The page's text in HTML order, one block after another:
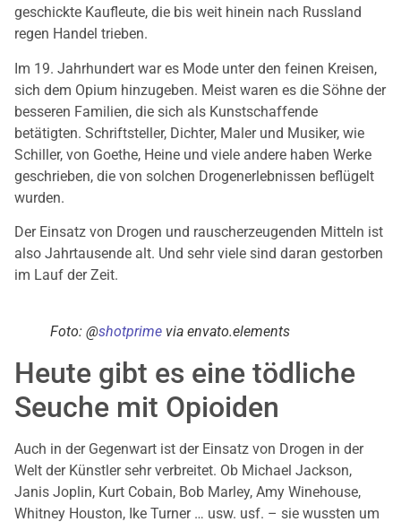
geschickte Kaufleute, die bis weit hinein nach Russland
regen Handel trieben.
Im 19. Jahrhundert war es Mode unter den feinen Kreisen,
sich dem Opium hinzugeben. Meist waren es die Söhne der
besseren Familien, die sich als Kunstschaffende
betätigten. Schriftsteller, Dichter, Maler und Musiker, wie
Schiller, von Goethe, Heine und viele andere haben Werke
geschrieben, die von solchen Drogenerlebnissen beflügelt
wurden.
Der Einsatz von Drogen und rauscherzeugenden Mitteln ist
also Jahrtausende alt. Und sehr viele sind daran gestorben
im Lauf der Zeit.
Foto: @shotprime via envato.elements
Heute gibt es eine tödliche
Seuche mit Opioiden
Auch in der Gegenwart ist der Einsatz von Drogen in der
Welt der Künstler sehr verbreitet. Ob Michael Jackson,
Janis Joplin, Kurt Cobain, Bob Marley, Amy Winehouse,
Whitney Houston, Ike Turner … usw. usf. – sie wussten um